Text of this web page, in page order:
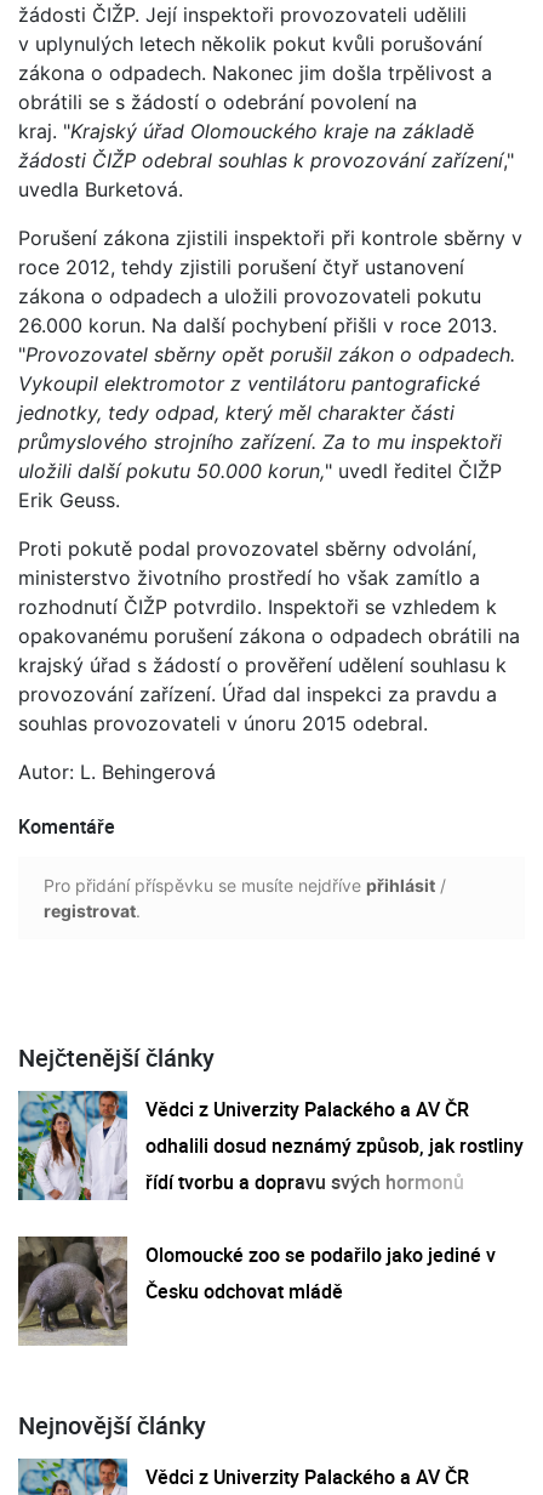
žádosti ČIŽP. Její inspektoři provozovateli udělili
v uplynulých letech několik pokut kvůli porušování
zákona o odpadech. Nakonec jim došla trpělivost a
obrátili se s žádostí o odebrání povolení na
kraj. "Krajský úřad Olomouckého kraje na základě
žádosti ČIŽP odebral souhlas k provozování zařízení,"
uvedla Burketová.
Porušení zákona zjistili inspektoři při kontrole sběrny v
roce 2012, tehdy zjistili porušení čtyř ustanovení
zákona o odpadech a uložili provozovateli pokutu
26.000 korun. Na další pochybení přišli v roce 2013.
"Provozovatel sběrny opět porušil zákon o odpadech.
Vykoupil elektromotor z ventilátoru pantografické
jednotky, tedy odpad, který měl charakter části
průmyslového strojního zařízení. Za to mu inspektoři
uložili další pokutu 50.000 korun," uvedl ředitel ČIŽP
Erik Geuss.
Proti pokutě podal provozovatel sběrny odvolání,
ministerstvo životního prostředí ho však zamítlo a
rozhodnutí ČIŽP potvrdilo. Inspektoři se vzhledem k
opakovanému porušení zákona o odpadech obrátili na
krajský úřad s žádostí o prověření udělení souhlasu k
provozování zařízení. Úřad dal inspekci za pravdu a
souhlas provozovateli v únoru 2015 odebral.
Autor: L. Behingerová
Komentáře
Pro přidání příspěvku se musíte nejdříve přihlásit /
registrovat.
Nejčtenější články
Vědci z Univerzity Palackého a AV ČR
odhalili dosud neznámý způsob, jak rostliny
řídí tvorbu a dopravu svých hormonů
Olomoucké zoo se podařilo jako jediné v
Česku odchovat mládě
Nejnovější články
Vědci z Univerzity Palackého a AV ČR